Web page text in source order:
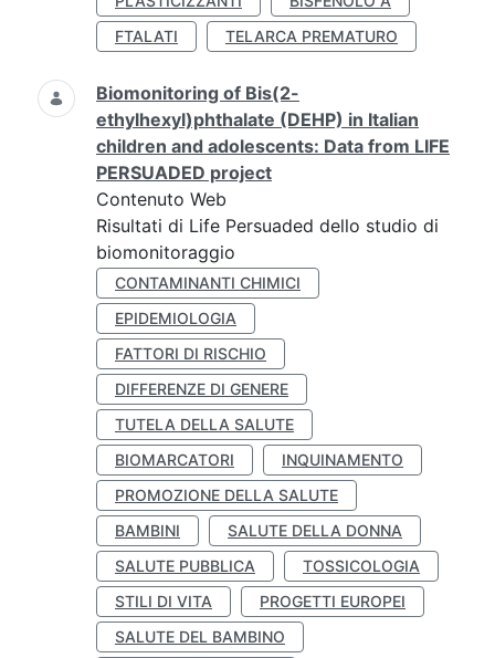
FTALATI
TELARCA PREMATURO
Biomonitoring of Bis(2-
ethylhexyl)phthalate (DEHP) in Italian
children and adolescents: Data from LIFE
PERSUADED project
Contenuto Web
Risultati di Life Persuaded dello studio di
biomonitoraggio
CONTAMINANTI CHIMICI
EPIDEMIOLOGIA
FATTORI DI RISCHIO
DIFFERENZE DI GENERE
TUTELA DELLA SALUTE
BIOMARCATORI
INQUINAMENTO
PROMOZIONE DELLA SALUTE
BAMBINI
SALUTE DELLA DONNA
SALUTE PUBBLICA
TOSSICOLOGIA
STILI DI VITA
PROGETTI EUROPEI
SALUTE DEL BAMBINO